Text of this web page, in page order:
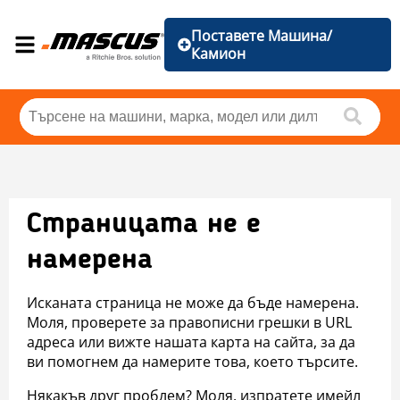
Поставете Машина/
Камион
Страницата не е
намерена
Исканата страница не може да бъде намерена.
Моля, проверете за правописни грешки в URL
адреса или вижте нашата карта на сайта, за да
ви помогнем да намерите това, което търсите.
Някакъв друг проблем? Моля, изпратете имейл